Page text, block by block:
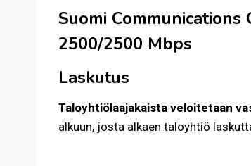
Suomi
2500/2500 Mbps
Laskutus
Taloyhtiölaajakaista veloitetaan
alkuun, josta alkaen taloyhtiö